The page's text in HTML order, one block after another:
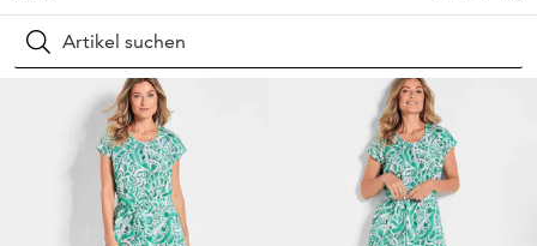
Suchen
Startseite Damenmode